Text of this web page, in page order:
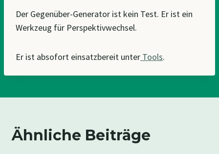
Der Gegenüber-Generator ist kein Test. Er ist ein
Werkzeug für Perspektivwechsel.
Er ist absofort einsatzbereit unter Tools.
Ähnliche Beiträge